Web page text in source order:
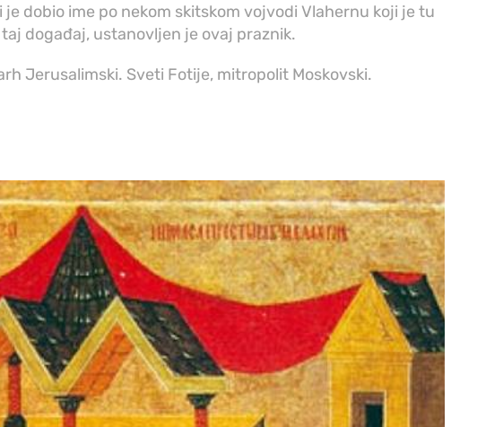
je dobio ime po nekom skitskom vojvodi Vlahernu koji je tu
događaj, ustanovljen je ovaj praznik.
Jerusalimski. Sveti Fotije, mitropolit Moskovski.